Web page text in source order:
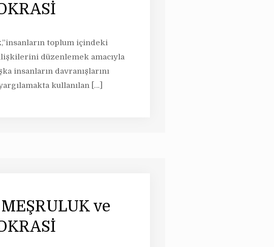
toplum içindeki
düzenlemek amacıyla
insanların davranışlarını
kullanılan […]
ve